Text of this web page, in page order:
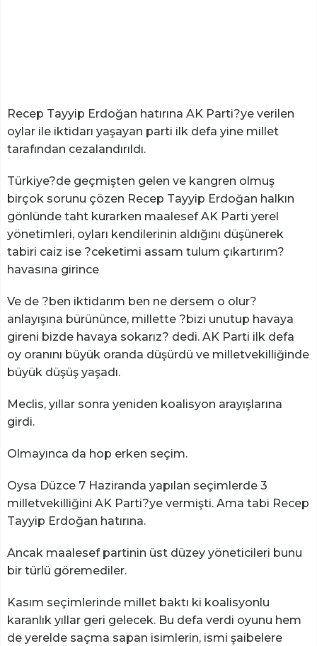
Recep Tayyip Erdoğan hatırına AK Parti?ye verilen
oylar ile iktidarı yaşayan parti ilk defa yine millet
tarafından cezalandırıldı.
Türkiye?de geçmişten gelen ve kangren olmuş
birçok sorunu çözen Recep Tayyip Erdoğan halkın
gönlünde taht kurarken maalesef AK Parti yerel
yönetimleri, oyları kendilerinin aldığını düşünerek
tabiri caiz ise ?ceketimi assam tulum çıkartırım?
havasına girince
Ve de ?ben iktidarım ben ne dersem o olur?
anlayışına bürününce, millette ?bizi unutup havaya
gireni bizde havaya sokarız? dedi. AK Parti ilk defa
oy oranını büyük oranda düşürdü ve milletvekilliğinde
büyük düşüş yaşadı.
Meclis, yıllar sonra yeniden koalisyon arayışlarına
girdi.
Olmayınca da hop erken seçim.
Oysa Düzce 7 Haziranda yapılan seçimlerde 3
milletvekilliğini AK Parti?ye vermişti. Ama tabi Recep
Tayyip Erdoğan hatırına.
Ancak maalesef partinin üst düzey yöneticileri bunu
bir türlü göremediler.
Kasım seçimlerinde millet baktı ki koalisyonlu
karanlık yıllar geri gelecek. Bu defa verdi oyunu hem
de yerelde saçma sapan isimlerin, ismi şaibelere